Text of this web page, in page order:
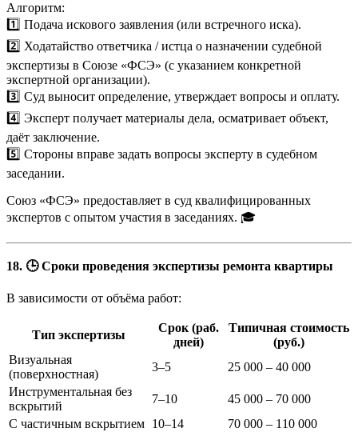
Алгоритм:
1️⃣ Подача искового заявления (или встречного иска).
2️⃣ Ходатайство ответчика / истца о назначении судебной
экспертизы в Союзе «ФСЭ» (с указанием конкретной
экспертной организации).
3️⃣ Суд выносит определение, утверждает вопросы и оплату.
4️⃣ Эксперт получает материалы дела, осматривает объект,
даёт заключение.
5️⃣ Стороны вправе задать вопросы эксперту в судебном
заседании.
Союз «ФСЭ» предоставляет в суд квалифицированных
экспертов с опытом участия в заседаниях. 🎓
18. 🕒 Сроки проведения экспертизы ремонта квартиры
В зависимости от объёма работ:
Тип экспертизы
Срок (раб.
дней)
Типичная стоимость
(руб.)
Визуальная
(поверхностная)
3–5
25 000 – 40 000
Инструментальная без
вскрытий
7–10
45 000 – 70 000
С частичным вскрытием 10–14 70 000 – 110 000